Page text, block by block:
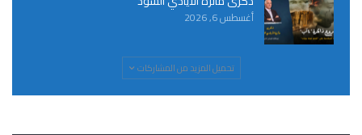
أغسطس 6, 2026
تحميل المزيد من المشاركات